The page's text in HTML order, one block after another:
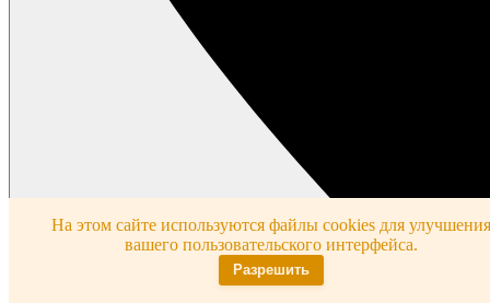
На этом сайте используются файлы cookies для улучшения
вашего пользовательского интерфейса.
Разрешить